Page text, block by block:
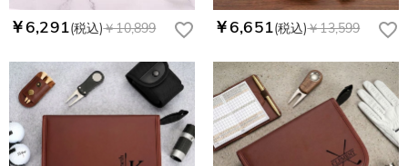
￥6,291(税込)￥10,899 ￥6,651(税込)￥13,599